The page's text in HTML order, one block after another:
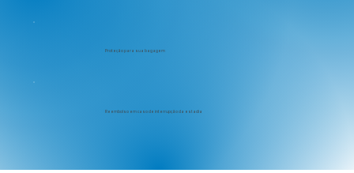
Proteção para sua bagagem
Reembolso em caso de interrupção da estadia